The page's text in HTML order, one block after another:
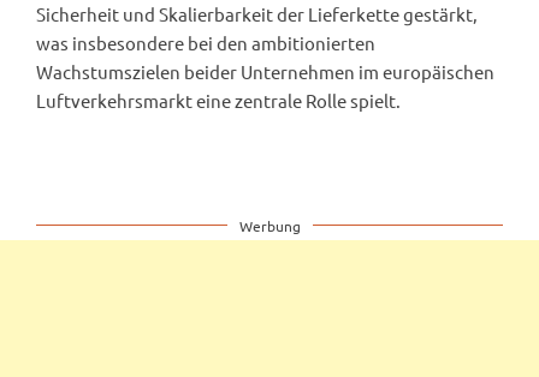
Sicherheit und Skalierbarkeit der Lieferkette gestärkt,
was insbesondere bei den ambitionierten
Wachstumszielen beider Unternehmen im europäischen
Luftverkehrsmarkt eine zentrale Rolle spielt.
Werbung